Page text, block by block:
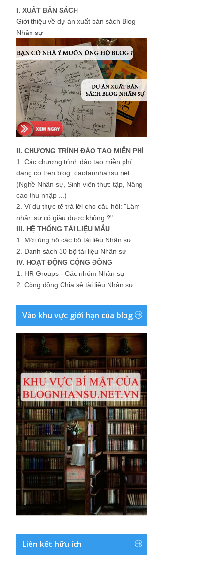
I. XUẤT BẢN SÁCH
Giới thiệu về dự án xuất bản sách Blog
Nhân sự
II. CHƯƠNG TRÌNH ĐÀO TẠO MIỄN PHÍ
1. Các chương trình đào tạo miễn phí
đang có trên blog: daotaonhansu.net
(Nghề Nhân sự, Sinh viên thực tập, Nâng
cao thu nhập ...)
2. Ví dụ thực tế trả lời cho câu hỏi: "Làm
nhân sự có giàu được không ?"
III. HỆ THỐNG TÀI LIỆU MẪU
1. Mời ủng hộ các bộ tài liệu Nhân sự
2. Danh sách 30 bộ tài liệu Nhân sự
IV. HOẠT ĐỘNG CỘNG ĐỒNG
1. HR Groups - Các nhóm Nhân sự
2. Cộng đồng Chia sẻ tài liệu Nhân sự
Vào khu vực giới hạn của blog
Liên kết hữu ích